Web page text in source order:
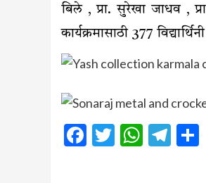
बिले , प्रा. सुरेखा जाधव ,
कार्यक्रमासाठी 377
Facebook
Twitter